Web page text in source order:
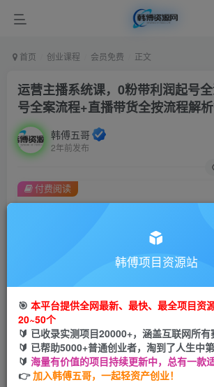
首页 创业课程 会员免费 正文
运营主播系统课，0粉带利润起号
号全案流程+直播带货全按流程解
韩傅五哥
2年前发布
金币9.9金币99
立即购买
您当前未登录！建议登陆后购
付费阅读
韩傅项目资源站
🎯 本平台提供全网最新、最快、最全项目资
20~50个
🔰 已收录实测项目20000+，涵盖互联网所有
🔰 已帮助5000+普通创业者，淘到了人生中第
🔰 海量有价值的项目持续更新中，总有一款
👉加入韩傅五哥，一起轻资产创业！